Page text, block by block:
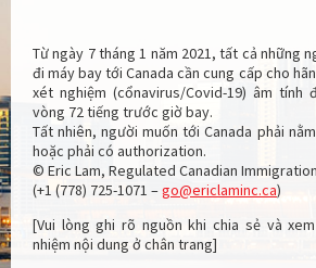
Từ ngày 7 tháng 1 năm 2021, tất cả những
đi máy bay tới Canada cần cung cấp cho
xét nghiệm (cổnavirus/Covid-19) âm tính
vòng 72 tiếng trước giờ bay.
Tất nhiên, người muốn tới Canada phải
hoặc phải có authorization.
© Eric Lam, Regulated Canadian
(+1 (778) 725-1071 –go@ericlaminc.ca)
[Vui lòng ghi rõ nguồn khi chia sẻ và
nhiệm nội dung ở chân trang]